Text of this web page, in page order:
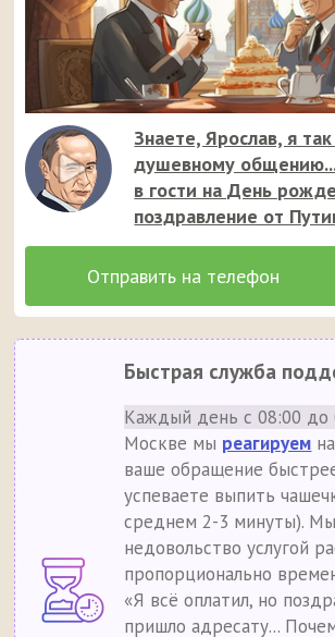
Знаете, Ярослав, я
душевному
в гости на День
поздравление от
Быстрая служба
Каждый день с 08:00 до
Москве мы реагируем
ваше обращение
успеваете выпить
среднем 2-3 минуты).
недовольство услугой
пропорционально
«Я всё оплатил, но
пришло адресату...